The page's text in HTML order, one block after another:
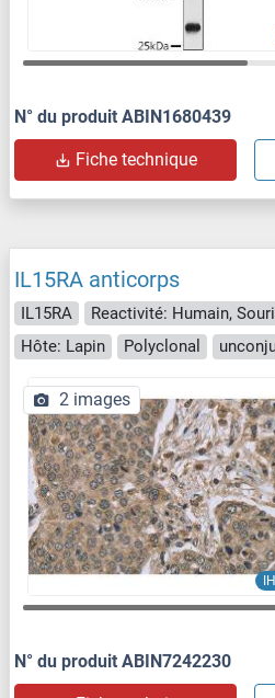
N° du produit ABIN1680439
Fiche technique
IL15RA anticorps
IL15RA Reactivité: Humain,
Hôte: Lapin
Polyclonal
2 images
N° du produit ABIN7242230